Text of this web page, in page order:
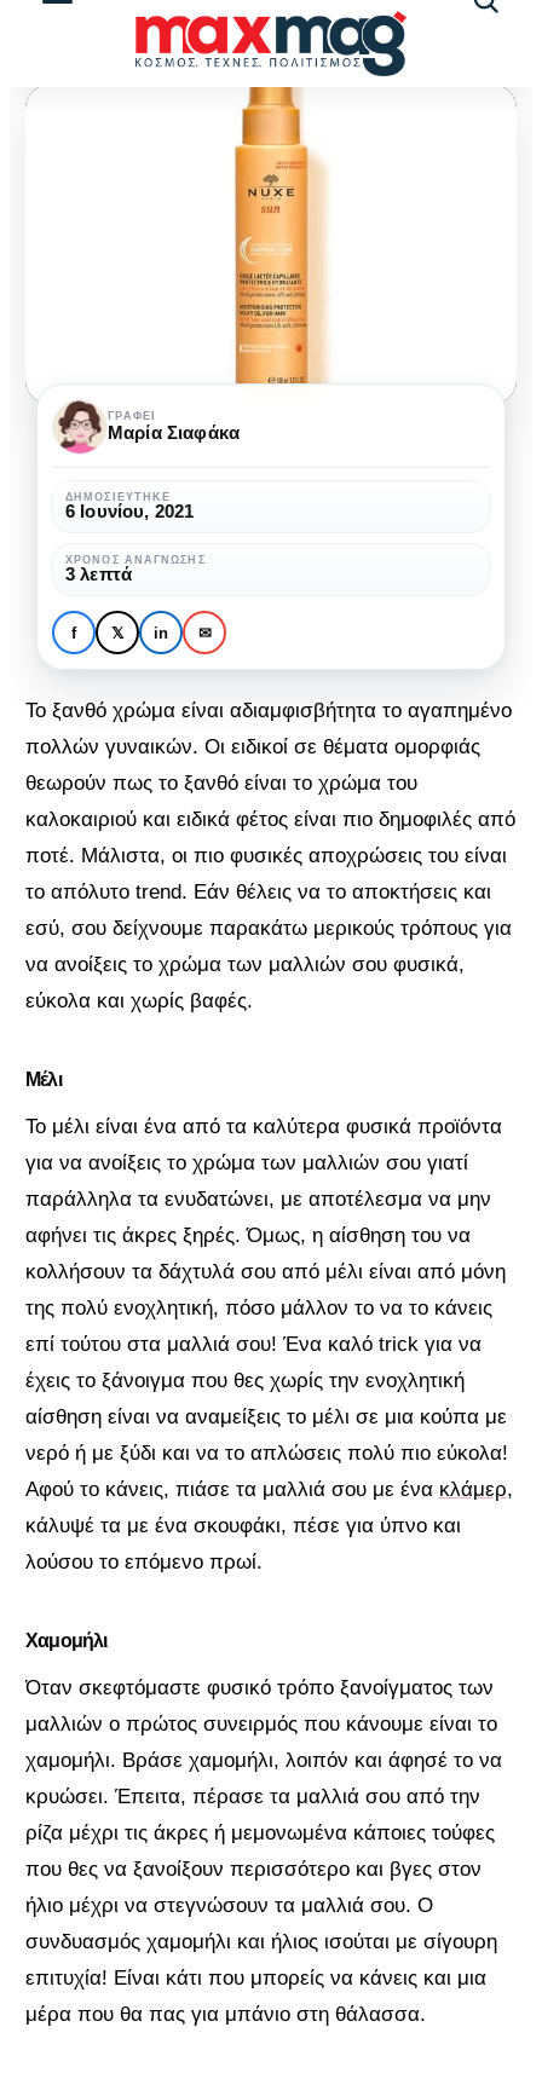
ΜΌΔΑ & ΟΜΟΡΦΙΆ
Οι εύκολοι και φυσικοί
τρόποι να ανοίξεις το
χρώμα των μαλλιών σου
Οι
εύκολοι
φυσικοί
τρόποι
ανοίξεις
το
των
μαλλιών
σου
ΓΡΆΦΕΙ
Μαρία Σιαφάκα
ΔΗΜΟΣΙΕΎΤΗΚΕ
6 Ιουνίου, 2021
ΧΡΌΝΟΣ ΑΝΆΓΝΩΣΗΣ
3 λεπτά
f 𝕏 in ✉
Το ξανθό χρώμα είναι αδιαμφισβήτητα το αγαπημένο
πολλών γυναικών. Οι ειδικοί σε θέματα ομορφιάς
θεωρούν πως το ξανθό είναι το χρώμα του
καλοκαιριού και ειδικά φέτος είναι πιο δημοφιλές από
ποτέ. Μάλιστα, οι πιο φυσικές αποχρώσεις του είναι
το απόλυτο trend. Εάν θέλεις να το αποκτήσεις και
εσύ, σου δείχνουμε παρακάτω μερικούς τρόπους για
να ανοίξεις το χρώμα των μαλλιών σου φυσικά,
εύκολα και χωρίς βαφές.
Μέλι
Το μέλι είναι ένα από τα καλύτερα φυσικά προϊόντα
για να ανοίξεις το χρώμα των μαλλιών σου γιατί
παράλληλα τα ενυδατώνει, με αποτέλεσμα να μην
αφήνει τις άκρες ξηρές. Όμως, η αίσθηση του να
κολλήσουν τα δάχτυλά σου από μέλι είναι από μόνη
της πολύ ενοχλητική, πόσο μάλλον το να το κάνεις
επί τούτου στα μαλλιά σου! Ένα καλό trick για να
έχεις το ξάνοιγμα που θες χωρίς την ενοχλητική
αίσθηση είναι να αναμείξεις το μέλι σε μια κούπα με
νερό ή με ξύδι και να το απλώσεις πολύ πιο εύκολα!
Αφού το κάνεις, πιάσε τα μαλλιά σου με ένα κλάμερ,
κάλυψέ τα με ένα σκουφάκι, πέσε για ύπνο και
λούσου το επόμενο πρωί.
Χαμομήλι
Όταν σκεφτόμαστε φυσικό τρόπο ξανοίγματος των
μαλλιών ο πρώτος συνειρμός που κάνουμε είναι το
χαμομήλι. Βράσε χαμομήλι, λοιπόν και άφησέ το να
κρυώσει. Έπειτα, πέρασε τα μαλλιά σου από την
ρίζα μέχρι τις άκρες ή μεμονωμένα κάποιες τούφες
που θες να ξανοίξουν περισσότερο και βγες στον
ήλιο μέχρι να στεγνώσουν τα μαλλιά σου. Ο
συνδυασμός χαμομήλι και ήλιος ισούται με σίγουρη
επιτυχία! Είναι κάτι που μπορείς να κάνεις και μια
μέρα που θα πας για μπάνιο στη θάλασσα.